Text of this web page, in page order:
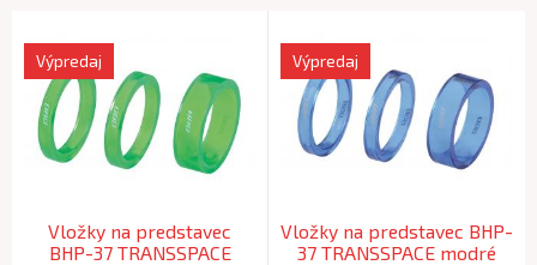
Vložky na predstavec
BHP-37 TRANSSPACE
Výpredaj
Vložky na predstavec BHP-
37 TRANSSPACE modré
Výpredaj